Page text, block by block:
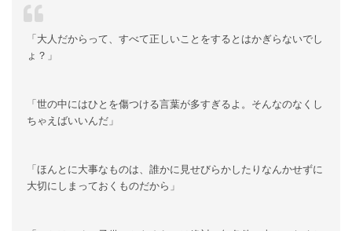
「大人だからって、すべて正しいことをするとはかぎらないでし
ょ？」
「世の中にはひとを傷つける言葉が多すぎるよ。そんなのなくし
ちゃえばいいんだ」
「ほんとに大事なものは、誰かに見せびらかしたりなんかせずに
大切にしまっておくものだから」